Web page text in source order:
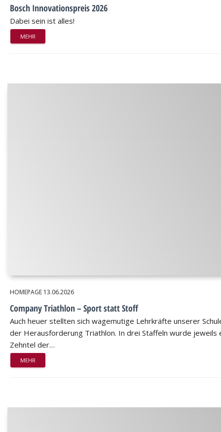
Bosch Innovationspreis 2026
Dabei sein ist alles!
MEHR
HOMEPAGE 13.06.2026
Company Triathlon – Sport statt Stoff
Auch heuer stellten sich wagemutige Lehrkräfte unserer
der Herausforderung Triathlon. In drei Staffeln wurde jeweils
Zehntel der…
MEHR